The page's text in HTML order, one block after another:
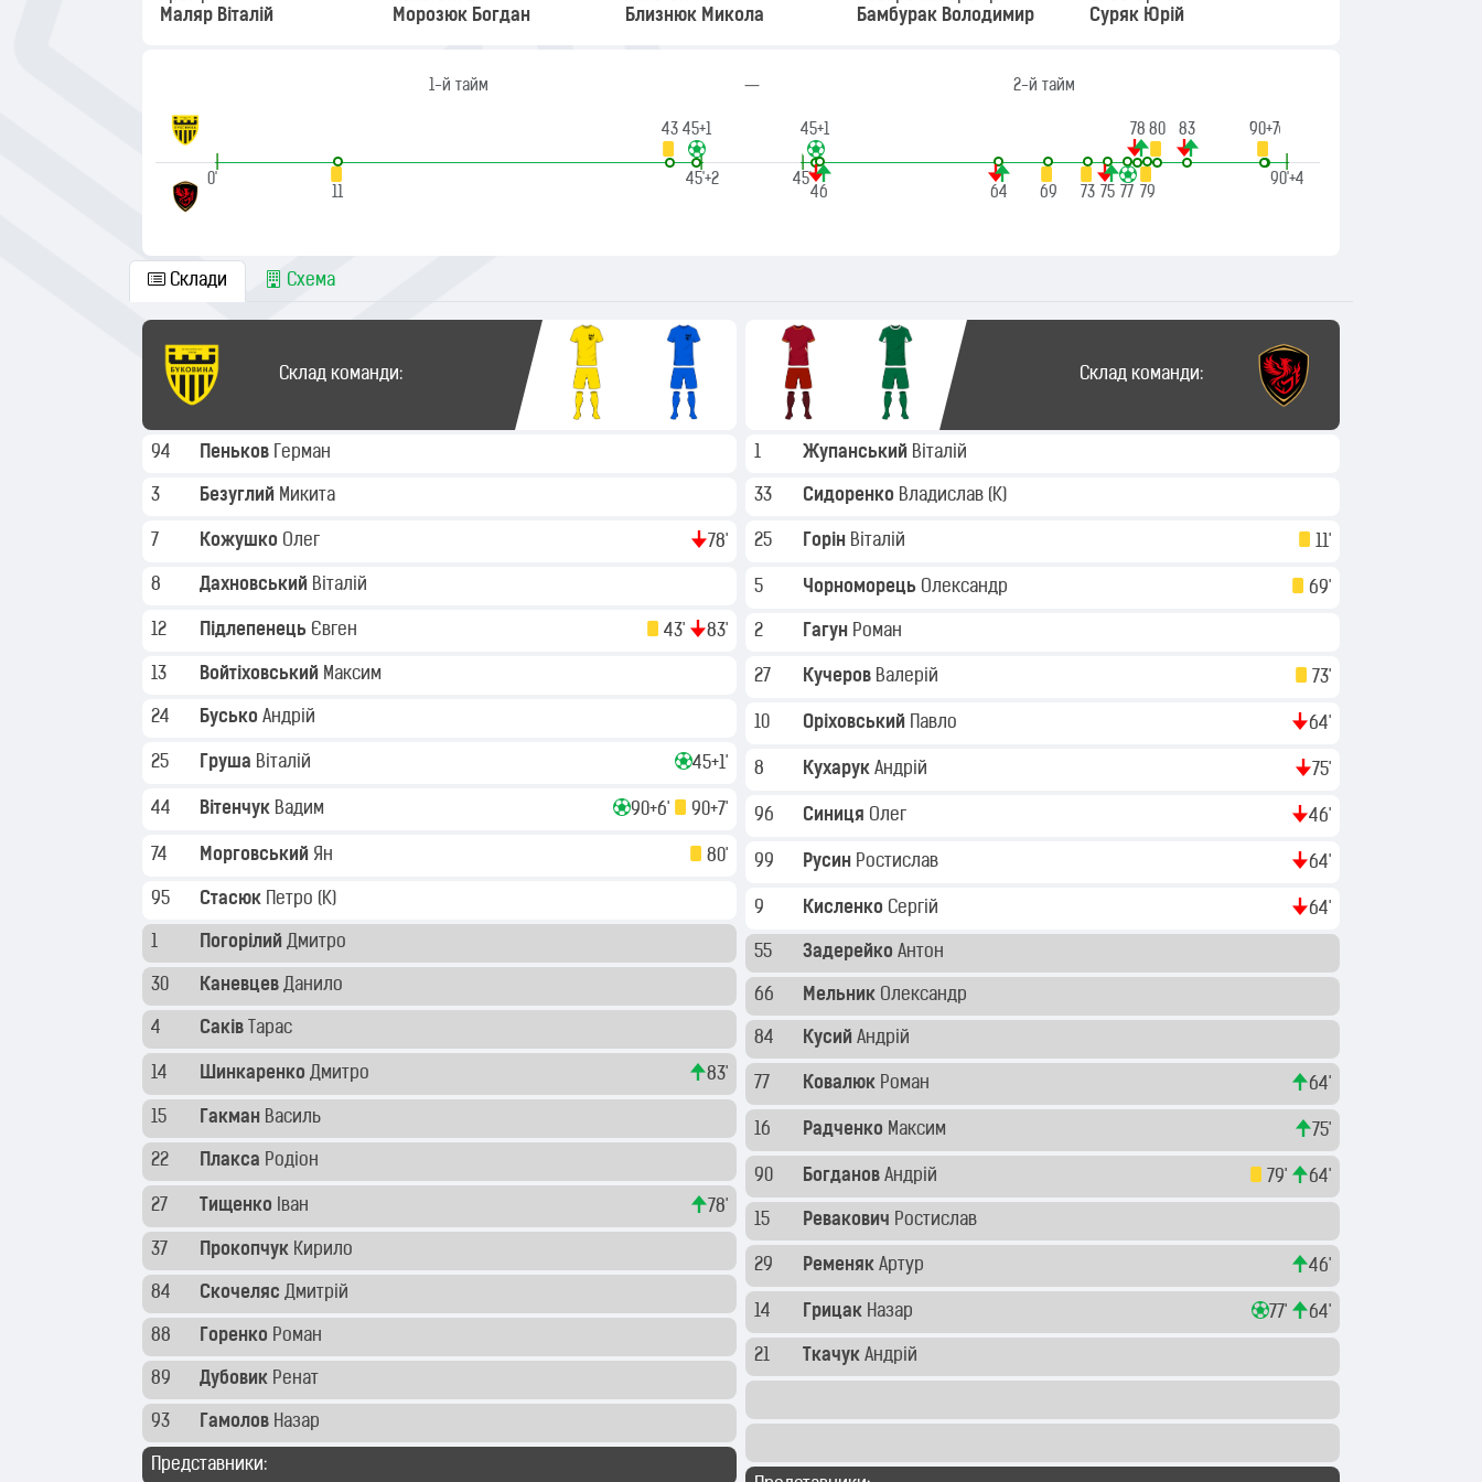
Маляр Віталій
Морозюк Богдан
Близнюк Микола
Бамбурак Володимир
Суряк Юрій
1-й тайм
43 45+1
|
0'
11
|
45'+2
— 2-й тайм
45+1 78 80 83 90+6
90+7
|
45'
46
64 69 73 75 77 79
|
90'+4
Склади Схема
Склад команди:
94 Пеньков Герман
3 Безуглий Микита
7 Кожушко Олег 78'
8 Дахновський Віталій
12 Підлепенець Євген 43' 83'
13 Войтіховський Максим
24 Бусько Андрій
25 Груша Віталій 45+1'
44 Вітенчук Вадим 90+6' 90+7'
74 Морговський Ян 80'
95 Стасюк Петро (K)
1 Погорілий Дмитро
30 Каневцев Данило
4 Саків Тарас
14 Шинкаренко Дмитро 83'
15 Гакман Василь
22 Плакса Родіон
27 Тищенко Іван 78'
37 Прокопчук Кирило
84 Скочеляс Дмитрій
88 Горенко Роман
89 Дубовик Ренат
93 Гамолов Назар
Представники:
Склад команди:
1 Жупанський Віталій
33 Сидоренко Владислав (K)
25 Горін Віталій 11'
5 Чорноморець Олександр 69'
2 Гагун Роман
27 Кучеров Валерій 73'
10 Оріховський Павло 64'
8 Кухарук Андрій 75'
96 Синиця Олег 46'
99 Русин Ростислав 64'
9 Кисленко Сергій 64'
55 Задерейко Антон
66 Мельник Олександр
84 Кусий Андрій
77 Ковалюк Роман 64'
16 Радченко Максим 75'
90 Богданов Андрій 79' 64'
15 Ревакович Ростислав
29 Ременяк Артур 46'
14 Грицак Назар 77' 64'
21 Ткачук Андрій